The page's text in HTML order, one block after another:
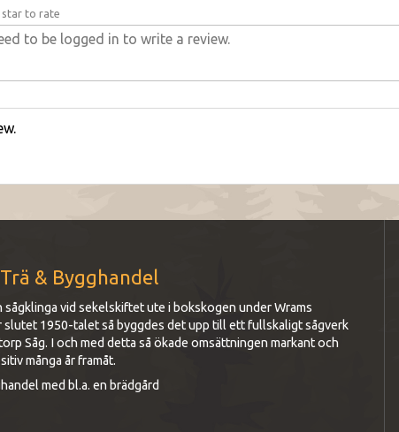
star to rate
& Bygghandel
vid sekelskiftet ute i bokskogen under Wrams
slutet 1950-talet så byggdes det upp till ett fullskaligt sågverk
Såg. I och med detta så ökade omsättningen markant och
många år framåt.
med bl.a. en brädgård